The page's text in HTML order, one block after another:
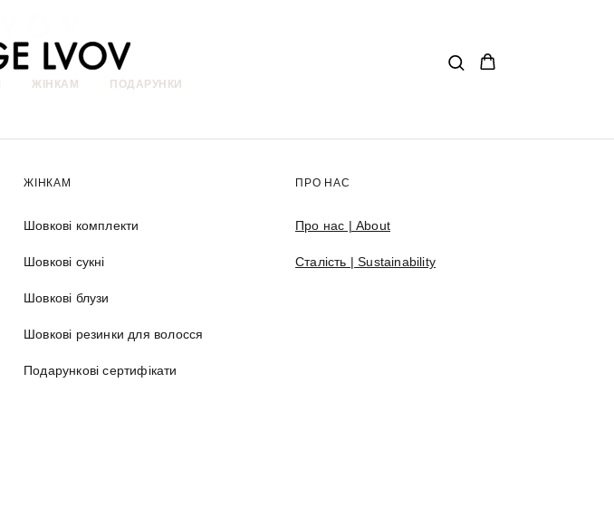
ЖІНКАМ ПОДАРУНКИ
ЖІНКАМ
Шовкові комплекти
Шовкові сукні
Шовкові блузи
Шовкові резинки для волосся
Подарункові сертифікати
ПРО НАС
Про нас | About
Сталість | Sustainability